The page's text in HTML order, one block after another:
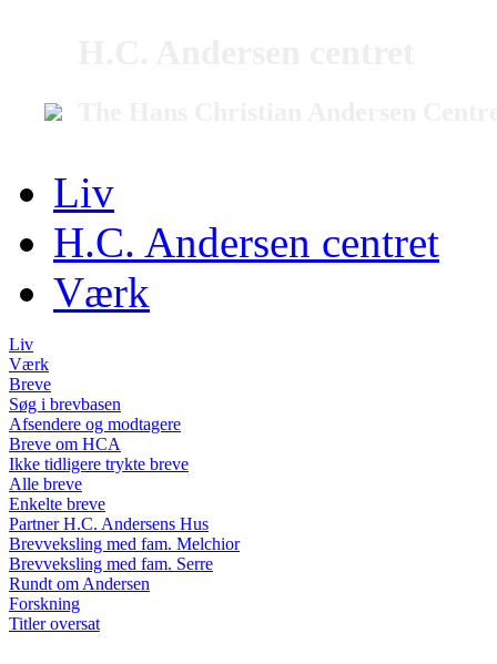
Liv
H.C. Andersen centret
Værk
Liv
Værk
Breve
Søg i brevbasen
Afsendere og modtagere
Breve om HCA
Ikke tidligere trykte breve
Alle breve
Enkelte breve
Partner H.C. Andersens Hus
Brevveksling med fam. Melchior
Brevveksling med fam. Serre
Rundt om Andersen
Forskning
Titler oversat